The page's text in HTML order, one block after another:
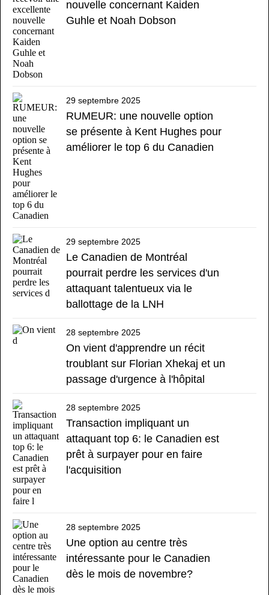
nouvelle concernant Kaiden
Guhle et Noah Dobson
29 septembre 2025
RUMEUR: une nouvelle option
se présente à Kent Hughes pour
améliorer le top 6 du Canadien
29 septembre 2025
Le Canadien de Montréal
pourrait perdre les services d'un
attaquant talentueux via le
ballottage de la LNH
28 septembre 2025
On vient d'apprendre un récit
troublant sur Florian Xhekaj et un
passage d'urgence à l'hôpital
28 septembre 2025
Transaction impliquant un
attaquant top 6: le Canadien est
prêt à surpayer pour en faire
l'acquisition
28 septembre 2025
Une option au centre très
intéressante pour le Canadien
dès le mois de novembre?